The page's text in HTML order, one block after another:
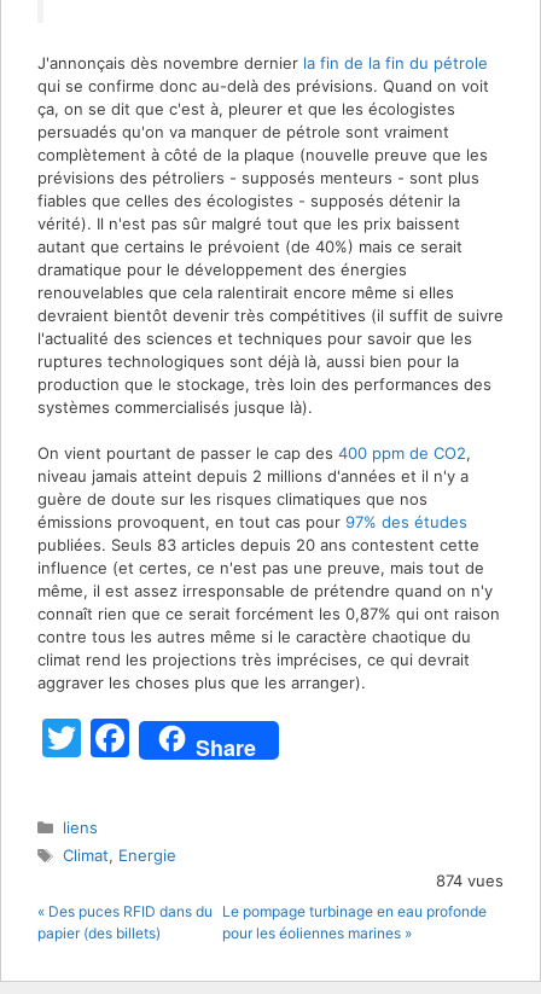
J'annonçais dès novembre dernier la fin de la fin du pétrole
qui se confirme donc au-delà des prévisions. Quand on voit
ça, on se dit que c'est à, pleurer et que les écologistes
persuadés qu'on va manquer de pétrole sont vraiment
complètement à côté de la plaque (nouvelle preuve que les
prévisions des pétroliers - supposés menteurs - sont plus
fiables que celles des écologistes - supposés détenir la
vérité). Il n'est pas sûr malgré tout que les prix baissent
autant que certains le prévoient (de 40%) mais ce serait
dramatique pour le développement des énergies
renouvelables que cela ralentirait encore même si elles
devraient bientôt devenir très compétitives (il suffit de suivre
l'actualité des sciences et techniques pour savoir que les
ruptures technologiques sont déjà là, aussi bien pour la
production que le stockage, très loin des performances des
systèmes commercialisés jusque là).
On vient pourtant de passer le cap des 400 ppm de CO2,
niveau jamais atteint depuis 2 millions d'années et il n'y a
guère de doute sur les risques climatiques que nos
émissions provoquent, en tout cas pour 97% des études
publiées. Seuls 83 articles depuis 20 ans contestent cette
influence (et certes, ce n'est pas une preuve, mais tout de
même, il est assez irresponsable de prétendre quand on n'y
connaît rien que ce serait forcément les 0,87% qui ont raison
contre tous les autres même si le caractère chaotique du
climat rend les projections très imprécises, ce qui devrait
aggraver les choses plus que les arranger).
T
itt
er
F
a
e
o
o
Share
Catégories
liens
Étiquettes
Climat, Energie
874 vues
« Des puces RFID dans du
papier (des billets)
Le pompage turbinage en eau profonde
pour les éoliennes marines »